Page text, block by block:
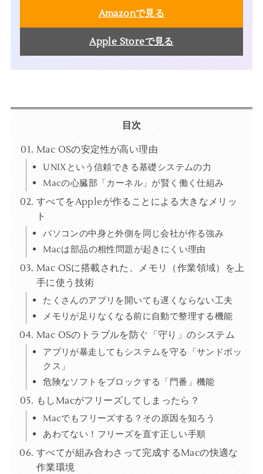
Amazonで見る
Apple Storeで見る
目次
Mac OSの安定性が高い理由
UNIXという信頼できる基礎システムの力
Macの心臓部「カーネル」が賢く働く仕組み
すべてをAppleが作ることによる大きなメリッ
ト
パソコンの中身と外側を同じ会社が作る強み
Macは部品の相性問題が起きにくい理由
Mac OSに搭載された、メモリ（作業領域）を上
手に使う技術
たくさんのアプリを開いても遅くならない工夫
メモリが足りなくなる前に自動で整理する機能
Mac OSのトラブルを防ぐ「守り」のシステム
アプリが暴走してもシステムを守る「サンドボッ
クス」
危険なソフトをブロックする「門番」機能
もしMacがフリーズしてしまったら？
Macでもフリーズする？その原因を知ろう
あわてない！フリーズを直す正しい手順
すべてが組み合わさって完成するMacの快適な
作業環境